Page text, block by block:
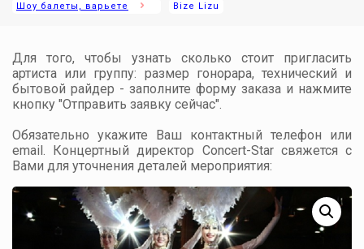
Шоу балеты, варьете
Bize Lizu
Для того, чтобы узнать сколько стоит пригласить
артиста или группу: размер гонорара, технический и
бытовой райдер - заполните форму заказа и нажмите
кнопку "Отправить заявку сейчас".
Обязательно укажите Ваш контактный телефон или
email. Концертный директор Concert-Star свяжется с
Вами для уточнения деталей мероприятия: